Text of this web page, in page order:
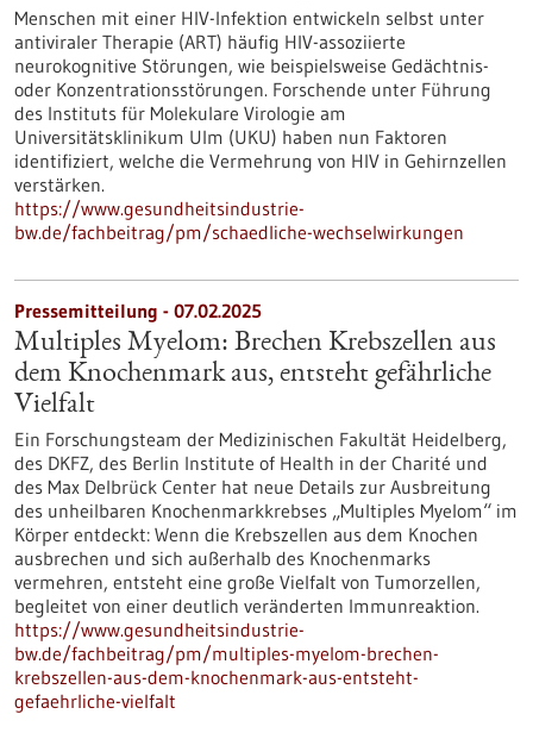
Menschen mit einer HIV-​Infektion entwickeln selbst unter
antiviraler Therapie (ART) häufig HIV-​assoziierte
neurokognitive Störungen, wie beispielsweise Gedächtnis-​
oder Konzentrationsstörungen. Forschende unter Führung
des Instituts für Molekulare Virologie am
Universitätsklinikum Ulm (UKU) haben nun Faktoren
identifiziert, welche die Vermehrung von HIV in Gehirnzellen
verstärken.
https://www.gesundheitsindustrie-
bw.de/fachbeitrag/pm/schaedliche-wechselwirkungen
Pressemitteilung - 07.02.2025
Multiples Myelom: Brechen Krebszellen aus
dem Knochenmark aus, entsteht gefährliche
Vielfalt
Ein Forschungsteam der Medizinischen Fakultät Heidelberg,
des DKFZ, des Berlin Institute of Health in der Charité und
des Max Delbrück Center hat neue Details zur Ausbreitung
des unheilbaren Knochenmarkkrebses „Multiples Myelom“ im
Körper entdeckt: Wenn die Krebszellen aus dem Knochen
ausbrechen und sich außerhalb des Knochenmarks
vermehren, entsteht eine große Vielfalt von Tumorzellen,
begleitet von einer deutlich veränderten Immunreaktion.
https://www.gesundheitsindustrie-
bw.de/fachbeitrag/pm/multiples-myelom-brechen-
krebszellen-aus-dem-knochenmark-aus-entsteht-
gefaehrliche-vielfalt